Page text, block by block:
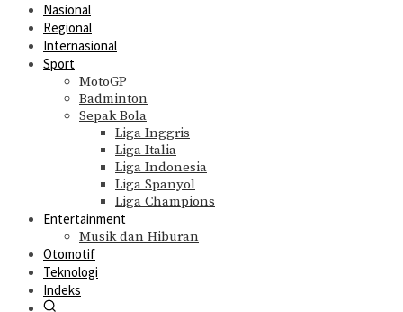
Nasional
Regional
Internasional
Sport
MotoGP
Badminton
Sepak Bola
Liga Inggris
Liga Italia
Liga Indonesia
Liga Spanyol
Liga Champions
Entertainment
Musik dan Hiburan
Otomotif
Teknologi
Indeks